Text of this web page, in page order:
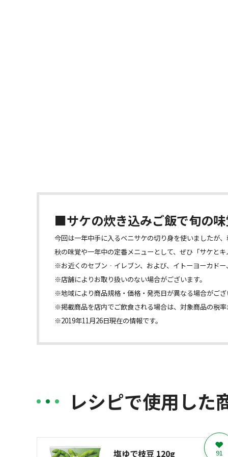
■サケの炊き込みご飯で旬の
今回は一年中手に入るベニサケの切り身を使いましたが
秋の味覚や一年中の定番メニューとして、ぜひ「サケと
※お近くのセブン‐イレブン、および、イトーヨーカドー
※店舗によりお取り扱いのない場合がございます。
※地域により商品規格・価格・発売日が異なる場合がござ
※掲載商品を店内でご飲食される場合は、対象商品の税率
※2019年11月26日現在の情報です。
レシピで使用した
塩ゆで枝豆 120g 91